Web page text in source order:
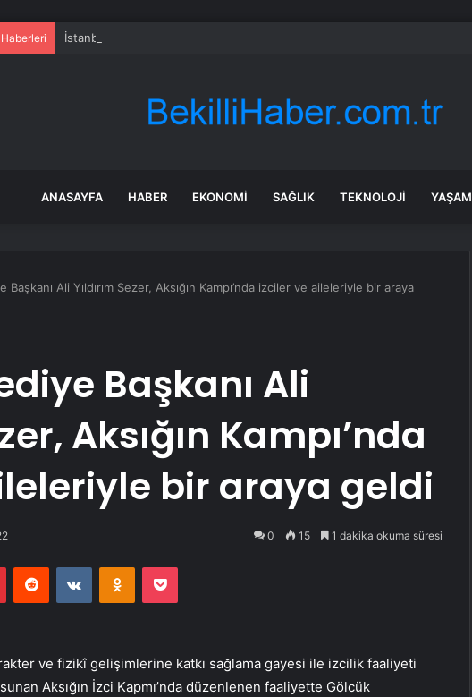
İstanbul’da sır ölüm: 37 yaşındaki kadın savcının evinde ölü bulundu!
ANASAYFA HABER EKONOMI SAĞLIK TEKNOLOJI YAŞAM
Başkanı Ali Yıldırım Sezer, Aksığın Kampı’nda izciler ve aileleriyle bir araya
Başkanı Ali
Aksığın Kampı’nda
bir araya geldi
0 15 1 dakika okuma süresi
PinterestReddit VKontakteOdnoklassniki
Pocket
ve fizikî gelişimlerine katkı sağlama gayesi ile izcilik faaliyeti
Aksığın İzci Kapmı’nda düzenlenen faaliyette Gölcük